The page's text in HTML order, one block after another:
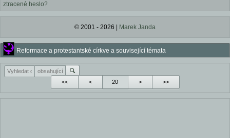
ztracené heslo?
© 2001 - 2026 | Marek Janda
Reformace a protestantské církve a související témata
<< < > >>